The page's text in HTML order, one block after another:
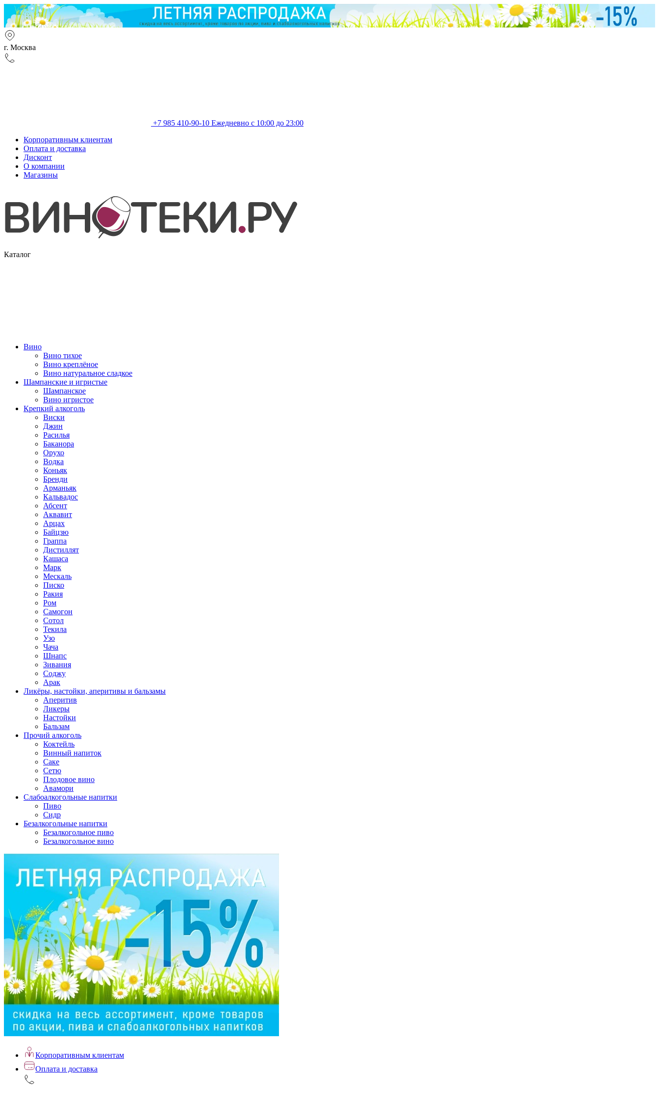
г. Москва
+7 985 410-90-10 Ежедневно с 10:00 до 23:00
Корпоративным клиентам
Оплата и доставка
Дисконт
О компании
Магазины
Каталог
Вино
Вино тихое
Вино креплёное
Вино натуральное сладкое
Шампанские и игристые
Шампанское
Вино игристое
Крепкий алкоголь
Виски
Джин
Расилья
Баканора
Орухо
Водка
Коньяк
Бренди
Арманьяк
Кальвадос
Абсент
Аквавит
Арцах
Байцзю
Граппа
Дистиллят
Кашаса
Марк
Мескаль
Писко
Ракия
Ром
Самогон
Сотол
Текила
Узо
Чача
Шнапс
Зивания
Соджу
Арак
Ликёры, настойки, аперитивы и бальзамы
Аперитив
Ликеры
Настойки
Бальзам
Прочий алкоголь
Коктейль
Винный напиток
Саке
Сетю
Плодовое вино
Авамори
Слабоалкогольные напитки
Пиво
Сидр
Безалкогольные напитки
Безалкогольное пиво
Безалкогольное вино
Корпоративным клиентам
Оплата и доставка